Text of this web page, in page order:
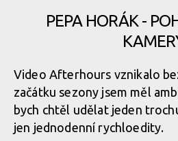
PEPA HORÁK -
Video Afterhours vznikalo
začátku sezony jsem měl
bych chtěl udělat jeden
jen jednodenní rychloedity.